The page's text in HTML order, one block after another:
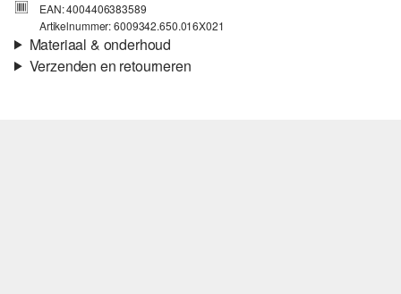
EAN: 4004406383589
Artikelnummer: 6009342.650.016X021
Materiaal & onderhoud
Verzenden en retourneren